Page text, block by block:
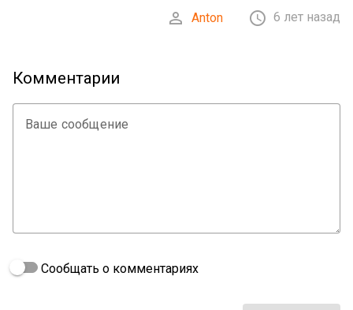
 Anton  6 лет назад
Комментарии
Ваше сообщение
Сообщать о комментариях